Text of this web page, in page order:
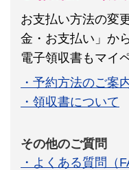
お支払い方法の変
金・お支払い」か
電子領収書もマイ
・予約方法のご案
・領収書について
その他のご質問
・よくある質問（